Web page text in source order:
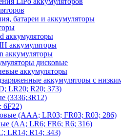
батареи и аккумуляторы
аккумуляторы
аккумуляторы
аккумуляторы
дисковые
аккумуляторы
аккумуляторы с
LR20; R20; 373)
(3336;3R12)
6F22)
(AAA; LR03; FR03; R03; 286)
(AA; LR6; FR6; R6; 316)
LR14; R14; 343)